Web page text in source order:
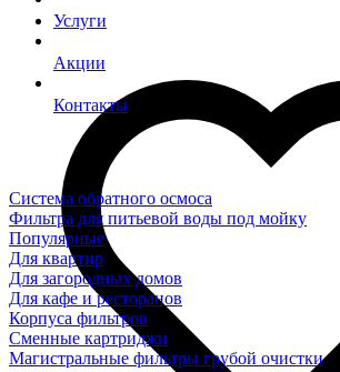
Услуги
Акции
Контакты
Система обратного осмоса
Фильтра для питьевой воды под мойку
Популярные
Для квартир
Для загородных домов
Для кафе и ресторанов
Корпуса фильтров
Сменные картриджи
Магистральные фильтры грубой очистки